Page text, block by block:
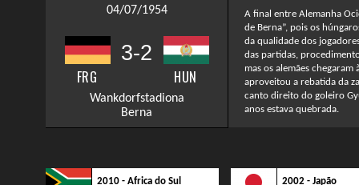
04/07/1954
FRG
3-2
HUN
Wankdorfstadiona
Berna
A final entre Alemanha
de Berna”, pois os
da qualidade dos
das partidas,
mas os alemães
aproveitou a rebatida da
canto direito do goleiro
anos estava quebrada.
2010 - Africa do Sul 2002 - Japão